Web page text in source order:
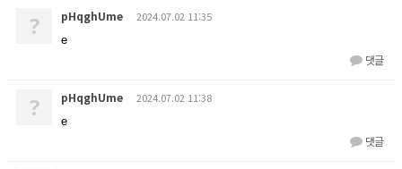
? pHqghUme 2024.07.02 11:35
e
댓글
? pHqghUme 2024.07.02 11:38
e
댓글